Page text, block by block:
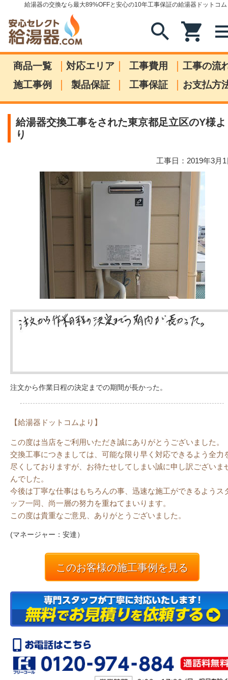
給湯器の交換なら最大89%OFFと安心の10年工事保証の給湯器ドットコム
search shopping_cart
商品一覧 | 対応エリア | 工事費用 | 工事の流
施工事例
| 製品保証 | 工事保証 | お支払方
給湯器交換工事をされた東京都足立区のY様よ
り
工事日：2019年3月
注文から作業日程の決定までの期間が長かった。
【給湯器ドットコムより】
この度は当店をご利用いただき誠にありがとうございました。
交換工事につきましては、可能な限り早く対応できるよう全力
尽くしておりますが、お待たせしてしまい誠に申し訳ございま
んでした。
今後は丁寧な仕事はもちろんの事、迅速な施工ができるようス
ッフ一同、尚一層の努力を重ねてまいります。
この度は貴重なご意見、ありがとうございました。
(マネージャー：安達）
このお客様の施工事例を見る